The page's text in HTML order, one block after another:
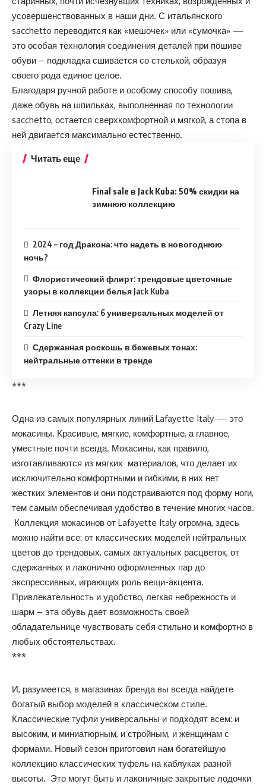
усовершенствованных в наши дни. С итальянского
sacchetto переводится как «мешочек» или «сумочка» —
это особая технология соединения деталей при пошиве
обуви – подкладка сшивается со стелькой, образуя
своего рода единое целое.
Благодаря ручной работе и особому способу пошива,
даже обувь на шпильках, выполненная по технологии
sacchetto, остается сверхкомфортной и мягкой, а стопа в
ней двигается максимально естественно.
Читать еще
Final sale в Jack Kuba: 50% скидки на
зимнюю коллекцию
2024 – год Дракона: что надеть в новогоднюю
ночь?
Флористический флирт: трендовые цветочные
узоры в коллекции белья Jack Kuba
Летняя капсула: 6 универсальных моделей от
Crazy Line
Сдержанная роскошь в бежевых тонах:
нейтральные оттенки в тренде
***
Одна из самых популярных линий Lafayette Italy — это
мокасины. Красивые, мягкие, комфортные, а главное,
уместные почти всегда. Мокасины, как правило,
изготавливаются из мягких материалов, что делает их
исключительно комфортными и гибкими, в них нет
жестких элементов и они подстраиваются под форму ноги,
тем самым обеспечивая удобство в течение многих часов.
Коллекция мокасинов от Lafayette Italy огромна, здесь
можно найти все: от классических моделей нейтральных
цветов до трендовых, самых актуальных расцветок, от
сдержанных и лаконично оформленных пар до
экспрессивных, играющих роль вещи-акцента.
Привлекательность и удобство, легкая небрежность и
шарм – эта обувь дает возможность своей
обладательнице чувствовать себя стильно и комфортно в
любых обстоятельствах.
***
И, разумеется, в магазинах бренда вы всегда найдете
богатый выбор моделей в классическом стиле.
Классические туфли универсальны и подходят всем: и
высоким, и миниатюрным, и стройным, и женщинам с
формами. Новый сезон приготовил нам богатейшую
коллекцию классических туфель на каблуках разной
высоты. Это могут быть и лаконичные закрытые лодочки